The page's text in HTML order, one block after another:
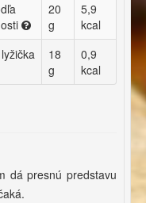
20
g
5,9
kcal
18
g
0,9
kcal
dá presnú predstavu